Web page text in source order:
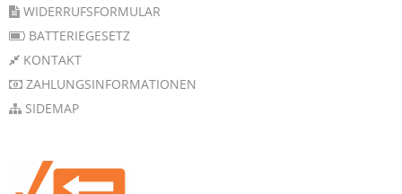
WIDERRUFSFORMULAR
BATTERIEGESETZ
KONTAKT
ZAHLUNGSINFORMATIONEN
SIDEMAP